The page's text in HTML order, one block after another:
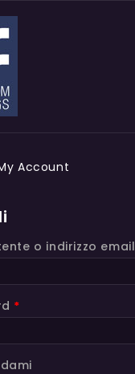
Account
o indirizzo email
*